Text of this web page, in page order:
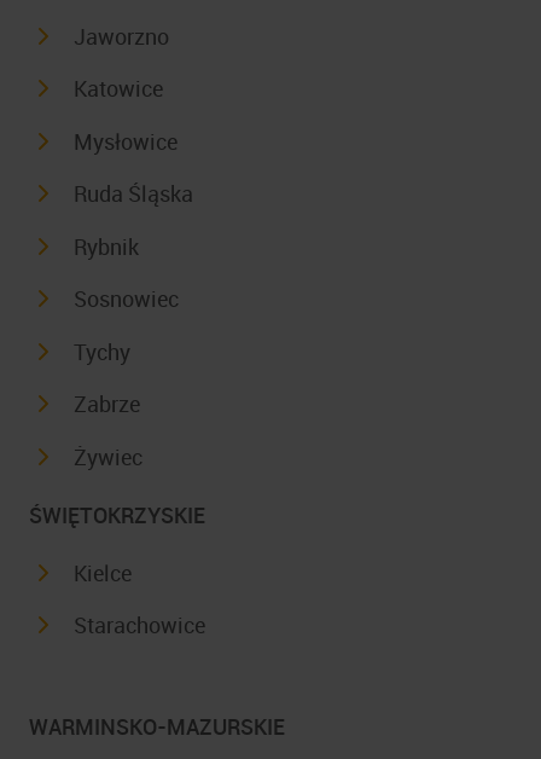
Jaworzno
Katowice
Mysłowice
Ruda Śląska
Rybnik
Sosnowiec
Tychy
Zabrze
Żywiec
ŚWIĘTOKRZYSKIE
Kielce
Starachowice
WARMINSKO-MAZURSKIE